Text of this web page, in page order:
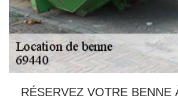
RÉSERVEZ VOTRE BENNE